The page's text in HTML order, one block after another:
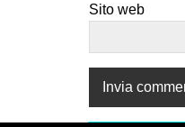
Sito web